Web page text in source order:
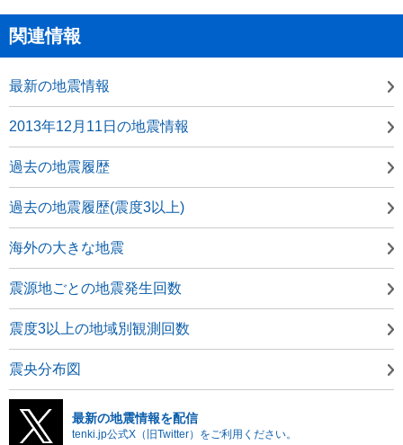
関連情報
最新の地震情報
2013年12月11日の地震情報
過去の地震履歴
過去の地震履歴(震度3以上)
海外の大きな地震
震源地ごとの地震発生回数
震度3以上の地域別観測回数
震央分布図
最新の地震情報を配信
tenki.jp公式X（旧Twitter）をご利用ください。